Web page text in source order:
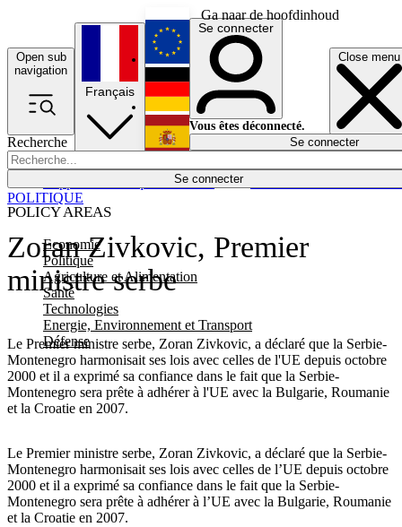
Ga naar de hoofdinhoud
Open sub
navigation
Close menu
Recherche
Se connecter
POLICY AREAS
Economie
Politique
Agriculture et Alimentation
Santé
Technologies
Energie, Environnement et Transport
Défense
Économie
Français
English
Deutsch
Español
Se connecter
Vous êtes déconnecté.
Se connecter
Zoran Zivkovic, Premier
ministre serbe
Le Premier ministre serbe, Zoran Zivkovic, a déclaré que la Serbie-
Montenegro harmonisait ses lois avec celles de l'UE depuis octobre
2000 et il a exprimé sa confiance dans le fait que la Serbie-
Montenegro sera prête à adhérer à l'UE avec la Bulgarie, Roumanie
et la Croatie en 2007.
POLITIQUE
Le Premier ministre serbe, Zoran Zivkovic, a déclaré que la Serbie-
Montenegro harmonisait ses lois avec celles de l’UE depuis octobre
2000 et il a exprimé sa confiance dans le fait que la Serbie-
Montenegro sera prête à adhérer à l’UE avec la Bulgarie, Roumanie
et la Croatie en 2007.